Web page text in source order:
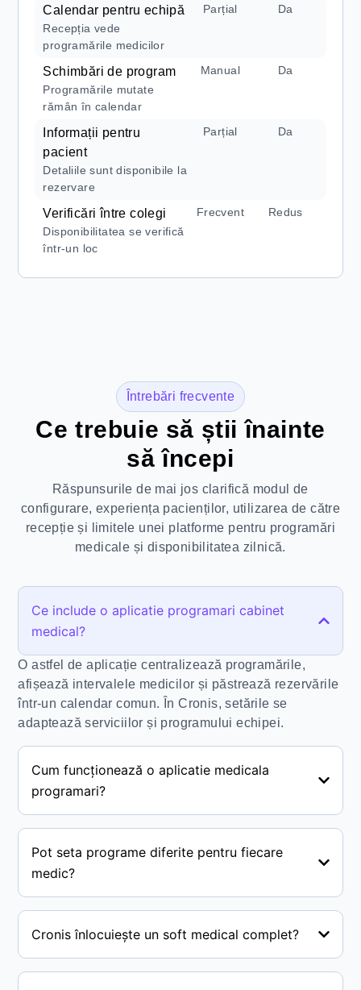
Calendar pentru echipă
Recepția vede
programările medicilor
Parțial Da
Schimbări de program
Programările mutate
rămân în calendar
Manual Da
Informații pentru
pacient
Detaliile sunt disponibile la
rezervare
Parțial Da
Verificări între colegi
Disponibilitatea se verifică
într-un loc
Frecvent Redus
Întrebări frecvente
Ce trebuie să știi înainte
să începi
Răspunsurile de mai jos clarifică modul de
configurare, experiența pacienților, utilizarea de către
recepție și limitele unei platforme pentru programări
medicale și disponibilitatea zilnică.
Ce include o aplicatie programari cabinet
medical?
O astfel de aplicație centralizează programările,
afișează intervalele medicilor și păstrează rezervările
într-un calendar comun. În Cronis, setările se
adaptează serviciilor și programului echipei.
Cum funcționează o aplicatie medicala
programari?
Pot seta programe diferite pentru fiecare
medic?
Cronis înlocuiește un soft medical complet?